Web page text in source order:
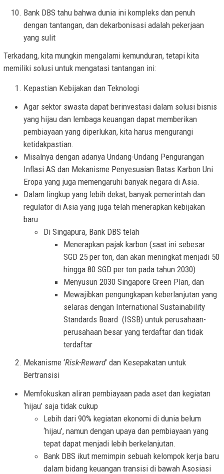
Bank DBS tahu bahwa dunia ini kompleks dan penuh
dengan tantangan, dan dekarbonisasi adalah pekerjaan
yang sulit
Terkadang, kita mungkin mengalami kemunduran, tetapi kita
memiliki solusi untuk mengatasi tantangan ini:
Kepastian Kebijakan dan Teknologi
Agar sektor swasta dapat berinvestasi dalam solusi bisnis
yang hijau dan lembaga keuangan dapat memberikan
pembiayaan yang diperlukan, kita harus mengurangi
ketidakpastian.
Misalnya dengan adanya Undang-Undang Pengurangan
Inflasi AS dan Mekanisme Penyesuaian Batas Karbon Uni
Eropa yang juga memengaruhi banyak negara di Asia.
Dalam lingkup yang lebih dekat, banyak pemerintah dan
regulator di Asia yang juga telah menerapkan kebijakan
baru
Di Singapura, Bank DBS telah
Menerapkan pajak karbon (saat ini sebesar
SGD 25 per ton, dan akan meningkat menjadi 50
hingga 80 SGD per ton pada tahun 2030)
Menyusun 2030 Singapore Green Plan, dan
Mewajibkan pengungkapan keberlanjutan yang
selaras dengan International Sustainability
Standards Board (ISSB) untuk perusahaan-
perusahaan besar yang terdaftar dan tidak
terdaftar
Mekanisme ‘Risk-Reward’ dan Kesepakatan untuk
Bertransisi
Memfokuskan aliran pembiayaan pada aset dan kegiatan
‘hijau’ saja tidak cukup
Lebih dari 90% kegiatan ekonomi di dunia belum
‘hijau’, namun dengan upaya dan pembiayaan yang
tepat dapat menjadi lebih berkelanjutan.
Bank DBS ikut memimpin sebuah kelompok kerja baru
dalam bidang keuangan transisi di bawah Asosiasi